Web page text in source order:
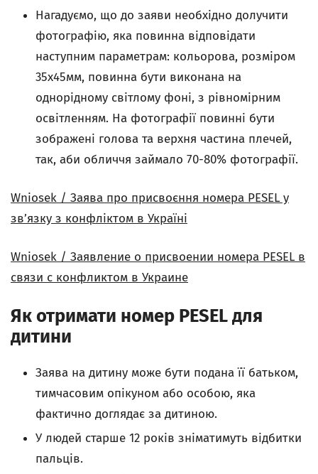
Нагадуємо, що до заяви необхідно долучити
фотографію, яка повинна відповідати
наступним параметрам: кольорова, розміром
35х45мм, повинна бути виконана на
однорідному світлому фоні, з рівномірним
освітленням. На фотографії повинні бути
зображені голова та верхня частина плечей,
так, аби обличчя займало 70-80% фотографії.
Wniosek / Заява про присвоєння номера PESEL у
зв’язку з конфліктом в Україні
Wniosek / Заявление о присвоении номера PESEL в
связи с конфликтом в Украине
Як отримати номер PESEL для
дитини
Заява на дитину може бути подана її батьком,
тимчасовим опікуном або особою, яка
фактично доглядає за дитиною.
У людей старше 12 років зніматимуть відбитки
пальців.